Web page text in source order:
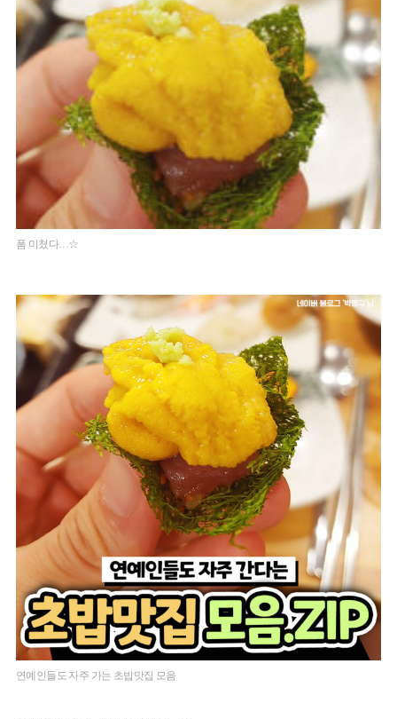
폼 미쳤다…☆
연예인들도 자주 가는 초밥맛집 모음